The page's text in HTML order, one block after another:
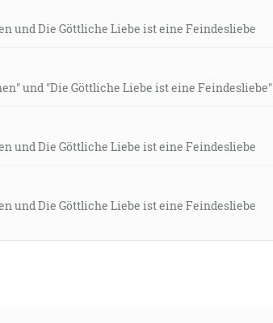
und Die Göttliche Liebe ist eine Feindesliebe
und "Die Göttliche Liebe ist eine Feindesliebe"
und Die Göttliche Liebe ist eine Feindesliebe
und Die Göttliche Liebe ist eine Feindesliebe